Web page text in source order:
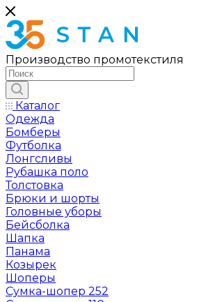
Производство промотекстиля
Каталог
Одежда
Бомберы
Футболка
Лонгсливы
Рубашка поло
Толстовка
Брюки и шорты
Головные уборы
Бейсболка
Шапка
Панама
Козырек
Шоперы
Сумка-шопер 252